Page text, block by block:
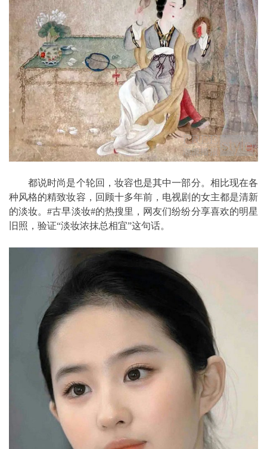
都说时尚是个轮回，妆容也是其中一部分。相比现在各
种风格的精致妆容，回顾十多年前，电视剧的女主都是清新
的淡妆。#古早淡妆#的热搜里，网友们纷纷分享喜欢的明星
旧照，验证“淡妆浓抹总相宜”这句话。